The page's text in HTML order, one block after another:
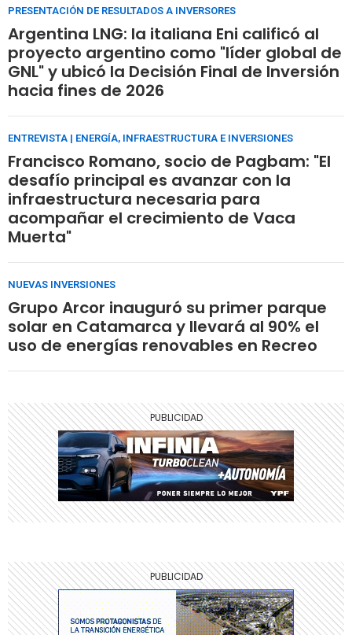
PRESENTACIÓN DE RESULTADOS A INVERSORES
Argentina LNG: la italiana Eni calificó al
proyecto argentino como "líder global de
GNL" y ubicó la Decisión Final de Inversión
hacia fines de 2026
ENTREVISTA | ENERGÍA, INFRAESTRUCTURA E INVERSIONES
Francisco Romano, socio de Pagbam: "El
desafío principal es avanzar con la
infraestructura necesaria para
acompañar el crecimiento de Vaca
Muerta"
NUEVAS INVERSIONES
Grupo Arcor inauguró su primer parque
solar en Catamarca y llevará al 90% el
uso de energías renovables en Recreo